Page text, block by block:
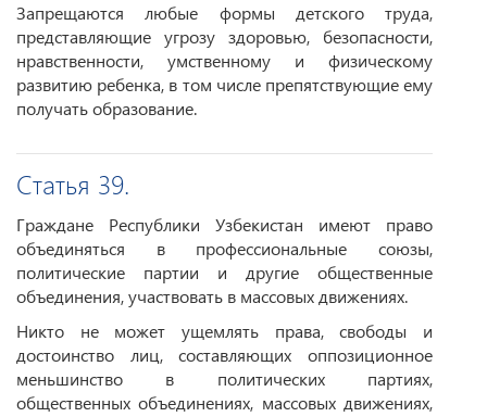
Запрещаются любые формы детского труда,
представляющие угрозу здоровью, безопасности,
нравственности, умственному и физическому
развитию ребенка, в том числе препятствующие ему
получать образование.
Статья 39.
Граждане Республики Узбекистан имеют право
объединяться в профессиональные союзы,
политические партии и другие общественные
объединения, участвовать в массовых движениях.
Никто не может ущемлять права, свободы и
достоинство лиц, составляющих оппозиционное
меньшинство в политических партиях,
общественных объединениях, массовых движениях,